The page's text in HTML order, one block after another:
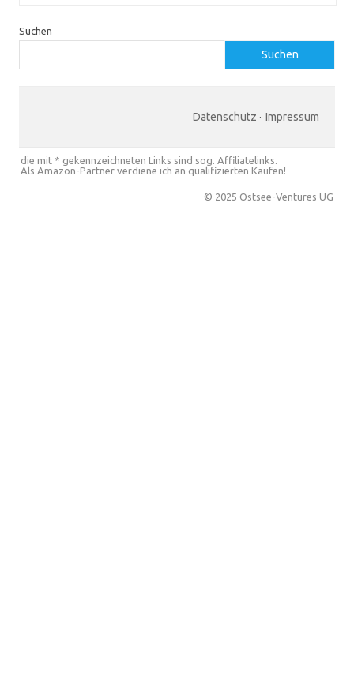
Suchen
Suchen
Datenschutz · Impressum
die mit * gekennzeichneten Links sind sog. Affiliatelinks.
Als Amazon-Partner verdiene ich an qualifizierten Käufen!
© 2025 Ostsee-Ventures UG